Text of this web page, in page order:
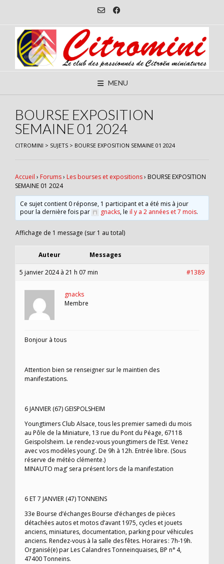
content
MENU
BOURSE EXPOSITION
SEMAINE 01 2024
CITROMINI > SUJETS > BOURSE EXPOSITION SEMAINE 01 2024
Accueil › Forums› Les bourses et expositions› BOURSE EXPOSITION
SEMAINE 01 2024
Ce sujet contient 0 réponse, 1 participant et a été mis à jour
pour la dernière fois par
gnacks, leil y a 2 années et 7 mois.
Affichage de 1 message (sur 1 au total)
Auteur Messages
5 janvier 2024 à 21 h 07 min #1389
gnacks
Membre
Bonjour à tous
Attention bien se renseigner sur le maintien des
manifestations.
6 JANVIER (67) GEISPOLSHEIM
Youngtimers Club Alsace, tous les premier samedi du mois
au Pôle de la Miniature, 13 rue du Pont du Péage, 67118
Geispolsheim. Le rendez-vous youngtimers de l’Est. Venez
avec vos modèles young’. De 9h à 12h. Entrée libre. (Sous
réserve de météo clémente.)
MINAUTO mag’ sera présent lors de la manifestation
6 ET 7 JANVIER (47) TONNEINS
33e Bourse d’échanges Bourse d’échanges de pièces
détachées autos et motos d’avant 1975, cycles et jouets
anciens, miniatures, documentation, parking pour véhicules
anciens. Rendez-vous à la salle des fêtes. Horaires : 7h-19h.
Organisé(e) par Les Calandres Tonneinquaises, BP n° 4,
47400 Tonneins.